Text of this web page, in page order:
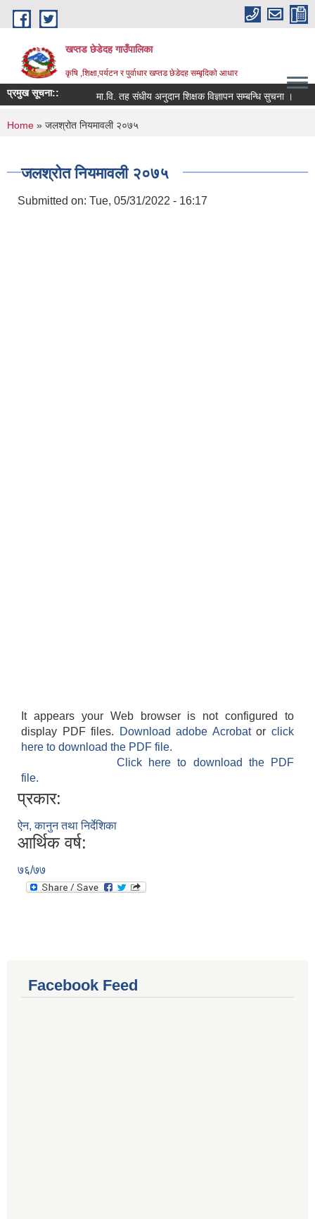
Skip to main content
खप्तड छेडेदह गाउँपालिका
कृषि ,शिक्षा,पर्यटन र पुर्वाधार खप्तड छेडेदह सम्बृदिको आधार
प्रमुख सूचना:: मा.वि. तह संधीय अनुदान शिक्षक विज्ञापन सम्बन्धि सुचना ।
You are here
Home » जलश्रोत नियमावली २०७५
जलश्रोत नियमावली २०७५
Submitted on: Tue, 05/31/2022 - 16:17
It appears your Web browser is not configured to
display PDF files.
Download adobe Acrobatorclick
here to download the PDF file.
Click here to download the PDF
file.
प्रकार:
ऐन, कानुन तथा निर्देशिका
आर्थिक वर्ष:
७६/७७
Facebook Feed